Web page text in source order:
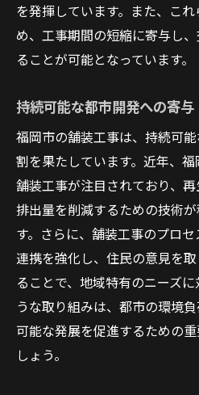
を発揮しています。また、こ
め、工事期間の短縮に寄与し
ることが可能となっています。
持続可能な都市開発への寄与
福岡市の舗装工事は、持続可
割を果たしています。近年、
舗装工事が注目されており、
排出量を削減するための技術
す。さらに、舗装工事のプロ
連携を強化し、住民の意見を
ることで、地域特有のニーズ
うな取り組みは、都市の環境
可能な発展を促進するための
しょう。